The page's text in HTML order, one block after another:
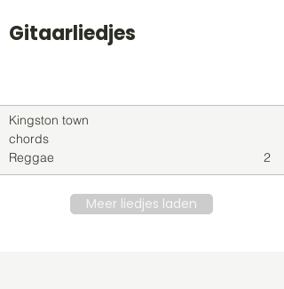
Gitaarliedjes
Kingston town
chords
Reggae
2
Meer liedjes laden